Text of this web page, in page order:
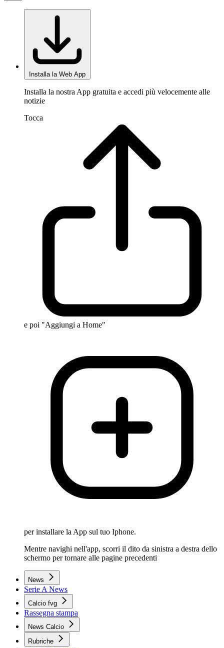
Installa la Web App
Installa la nostra App gratuita e accedi più velocemente alle
notizie
Tocca
e poi "Aggiungi a Home"
per installare la App sul tuo Iphone.
Mentre navighi nell'app, scorri il dito da sinistra a destra dello
schermo per tornare alle pagine precedenti
News
Serie A News
Calcio fvg
Rassegna stampa
News Calcio
Rubriche